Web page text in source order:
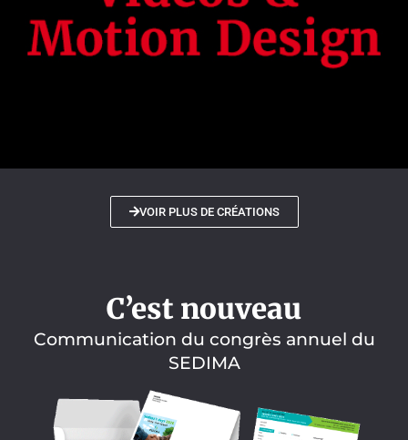
VOIR PLUS DE CRÉATIONS
C’est nouveau
Communication du congrès annuel du
SEDIMA